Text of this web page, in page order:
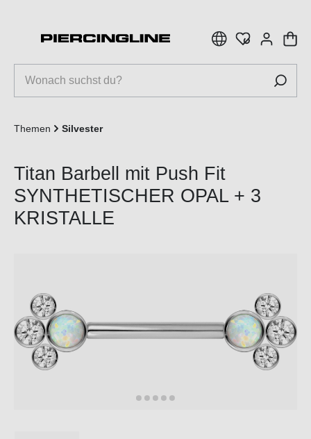
Themen Silvester
Titan Barbell mit Push Fit
SYNTHETISCHER OPAL + 3
KRISTALLE